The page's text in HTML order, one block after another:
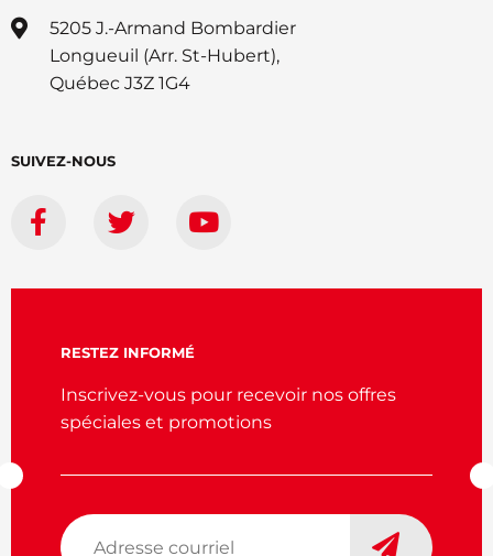
5205 J.-Armand Bombardier
Longueuil (Arr. St-Hubert),
Québec J3Z 1G4
SUIVEZ-NOUS
RESTEZ INFORMÉ
Inscrivez-vous pour recevoir nos offres
spéciales et promotions
Adresse